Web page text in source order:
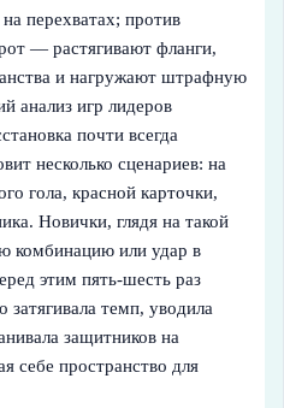
перехватах; против
— растягивают фланги,
и нагружают штрафную
анализ игр лидеров
почти всегда
несколько сценариев: на
гола, красной карточки,
Новички, глядя на такой
комбинацию или удар в
этим пять‑шесть раз
затягивала темп, уводила
защитников на
себе пространство для